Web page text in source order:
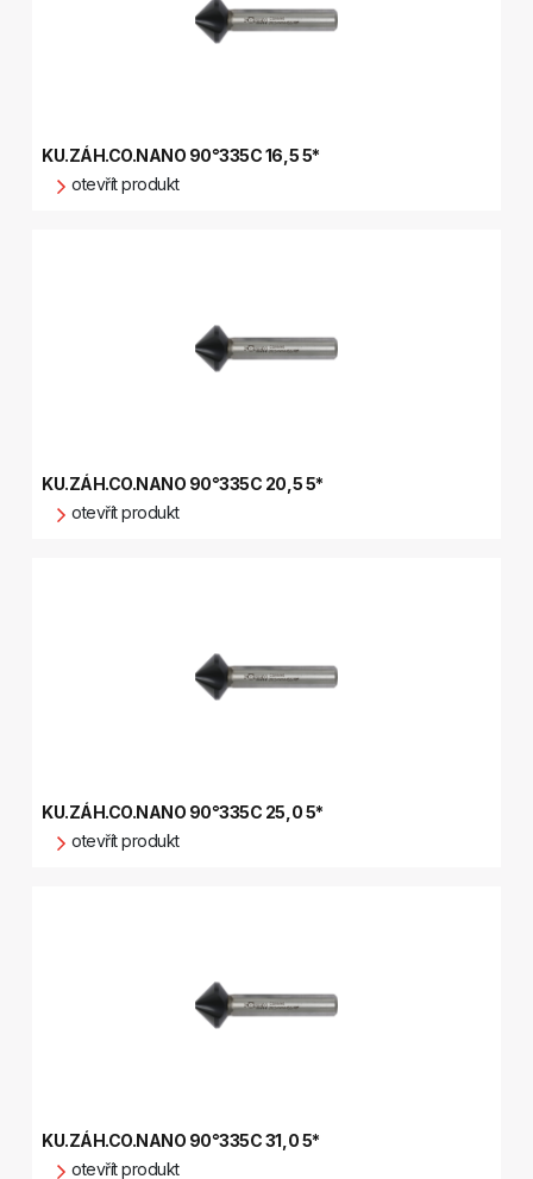
KU.ZÁH.CO.NANO 90°335C 16,5 5*
otevřít produkt
KU.ZÁH.CO.NANO 90°335C 20,5 5*
otevřít produkt
KU.ZÁH.CO.NANO 90°335C 25,0 5*
otevřít produkt
KU.ZÁH.CO.NANO 90°335C 31,0 5*
otevřít produkt